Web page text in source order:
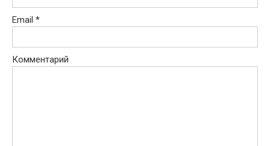
Email *
Комментарий